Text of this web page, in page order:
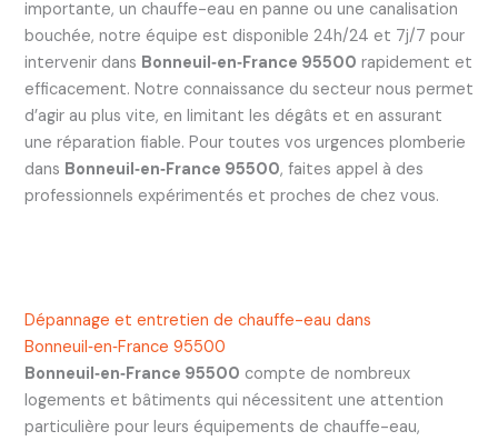
importante, un chauffe-eau en panne ou une canalisation
bouchée, notre équipe est disponible 24h/24 et 7j/7 pour
intervenir dans Bonneuil‑en‑France 95500 rapidement et
efficacement. Notre connaissance du secteur nous permet
d’agir au plus vite, en limitant les dégâts et en assurant
une réparation fiable. Pour toutes vos urgences plomberie
dans Bonneuil‑en‑France 95500, faites appel à des
professionnels expérimentés et proches de chez vous.
Dépannage et entretien de chauffe-eau dans
Bonneuil‑en‑France 95500
Bonneuil‑en‑France 95500 compte de nombreux
logements et bâtiments qui nécessitent une attention
particulière pour leurs équipements de chauffe-eau,